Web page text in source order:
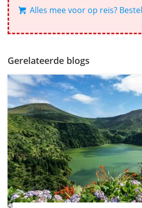
Alles mee voor op reis?
Gerelateerde blogs